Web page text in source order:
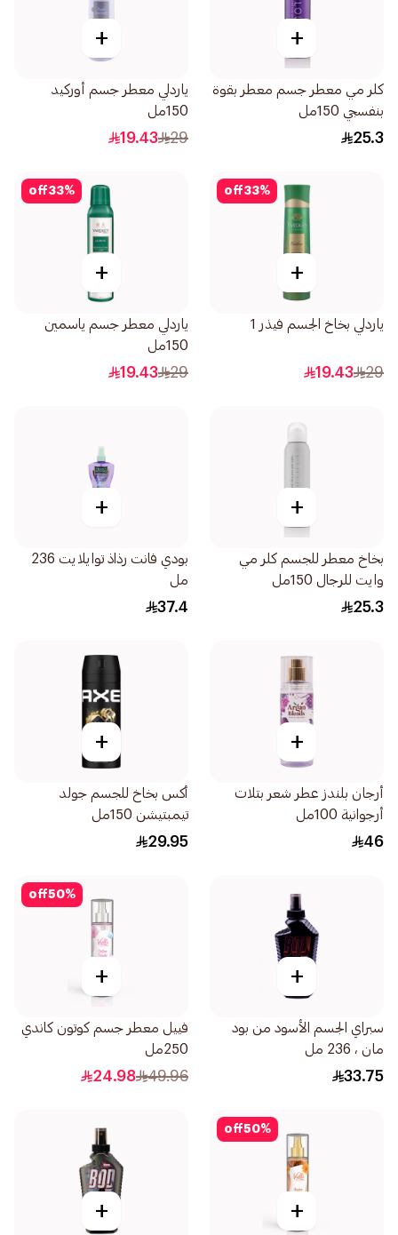
+
كلر مي معطر جسم معطر بقوة
بنفسجي 150مل
25.3
+
ياردلي معطر جسم أوركيد
150مل
29
19.43
33%
off
+
ياردلي بخاخ الجسم فيذر 1
29
19.43
33%
off
+
ياردلي معطر جسم ياسمين
150مل
29
19.43
+
بخاخ معطر للجسم كلر مي
وايت للرجال 150مل
25.3
+
بودي فانت رذاذ توايلايت 236
مل
37.4
+
أرجان بلندز عطر شعر بتلات
أرجوانية 100مل
46
+
أكس بخاخ للجسم جولد
تيمبتيشن 150مل
29.95
+
سبراي الجسم الأسود من بود
مان ، 236 مل
33.75
50%
off
+
فييل معطر جسم كوتون كاندي
250مل
49.96
24.98
50%
off
+
+